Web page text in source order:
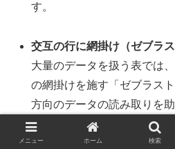
す。
交互の行に網掛け（ゼブラ
大量のデータを扱う表では
の網掛けを施す「ゼブラス
方向のデータの読み取りを
効果があります。これは「
わせると、データの追加・
メニュー ホーム 検索